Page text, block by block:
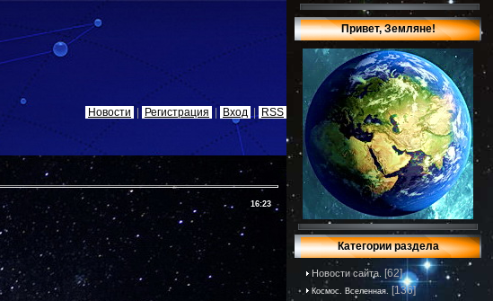
Новости Регистрация Вход | RSS
16:23
Привет, Земляне!
Категории раздела
Новости сайта. [62]
Космос. Вселенная. [136]